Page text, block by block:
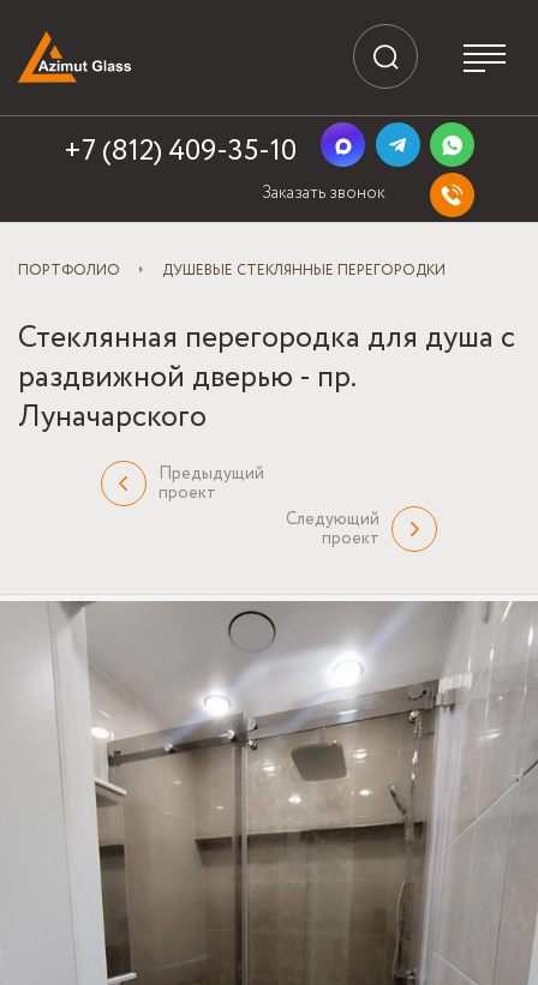
+7 (812) 409-35-10
Заказать звонок
ПОРТФОЛИО ДУШЕВЫЕ СТЕКЛЯННЫЕ ПЕРЕГОРОДКИ
Стеклянная перегородка для душа с
раздвижной дверью - пр.
Луначарского
Предыдущий
проект
Следующий
проект